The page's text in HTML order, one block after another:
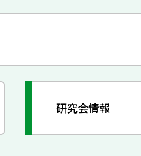
研究会情報